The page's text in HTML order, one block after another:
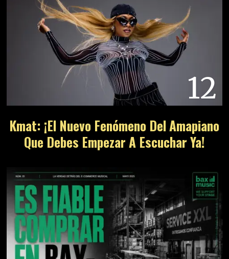
12
Kmat: ¡El Nuevo Fenómeno Del Amapiano
Que Debes Empezar A Escuchar Ya!